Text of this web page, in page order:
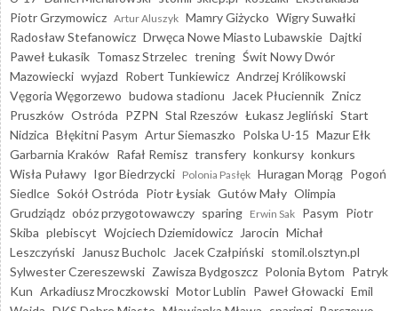
Piotr Grzymowicz Artur Aluszyk Mamry Giżycko Wigry Suwałki
Radosław Stefanowicz Drwęca Nowe Miasto Lubawskie Dajtki
Paweł Łukasik Tomasz Strzelec trening Świt Nowy Dwór
Mazowiecki wyjazd Robert Tunkiewicz Andrzej Królikowski
Vęgoria Węgorzewo budowa stadionu Jacek Płuciennik Znicz
Pruszków Ostróda PZPN Stal Rzeszów Łukasz Jegliński Start
Nidzica Błękitni Pasym Artur Siemaszko Polska U-15 Mazur Ełk
Garbarnia Kraków Rafał Remisz transfery konkursy konkurs
Wisła Puławy Igor Biedrzycki Polonia Pasłęk Huragan Morąg Pogoń
Siedlce Sokół Ostróda Piotr Łysiak Gutów Mały Olimpia
Grudziądz obóz przygotowawczy sparing Erwin Sak Pasym Piotr
Skiba plebiscyt Wojciech Dziemidowicz Jarocin Michał
Leszczyński
Janusz Bucholc Jacek Czałpiński stomil.olsztyn.pl
Sylwester Czereszewski Zawisza Bydgoszcz Polonia Bytom Patryk
Kun Arkadiusz Mroczkowski Motor Lublin Paweł Głowacki Emil